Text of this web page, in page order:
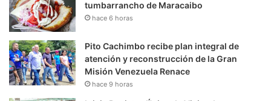
tumbarrancho de Maracaibo
hace 6 horas
Pito Cachimbo recibe plan integral de
atención y reconstrucción de la Gran
Misión Venezuela Renace
hace 9 horas